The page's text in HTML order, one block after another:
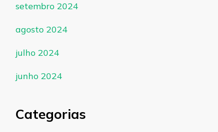
setembro 2024
agosto 2024
julho 2024
junho 2024
Categorias